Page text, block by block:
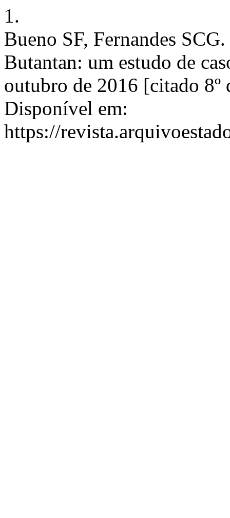
1.
Bueno SF, Fernandes
Butantan: um estudo de
outubro de 2016 [citado
Disponível em:
https://